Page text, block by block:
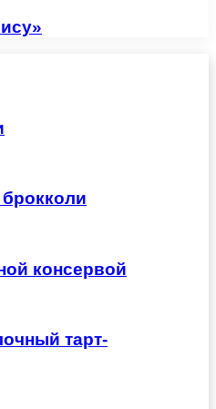
консервой
тарт-